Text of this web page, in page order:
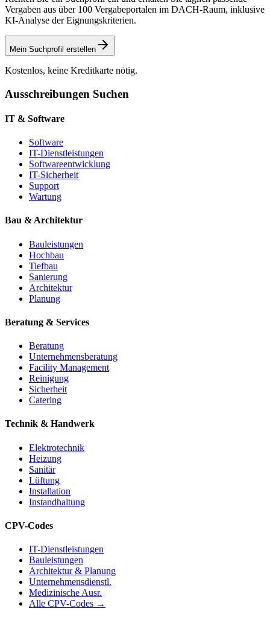
Vergaben aus über 100 Vergabeportalen im DACH-Raum, inklusive
KI-Analyse der Eignungskriterien.
Mein Suchprofil erstellen
Kostenlos, keine Kreditkarte nötig.
Ausschreibungen Suchen
IT & Software
Software
IT-Dienstleistungen
Softwareentwicklung
IT-Sicherheit
Support
Wartung
Bau & Architektur
Bauleistungen
Hochbau
Tiefbau
Sanierung
Architektur
Planung
Beratung & Services
Beratung
Unternehmensberatung
Facility Management
Reinigung
Sicherheit
Catering
Technik & Handwerk
Elektrotechnik
Heizung
Sanitär
Lüftung
Installation
Instandhaltung
CPV-Codes
IT-Dienstleistungen
Bauleistungen
Architektur & Planung
Unternehmensdienstl.
Medizinische Ausr.
Alle CPV-Codes →